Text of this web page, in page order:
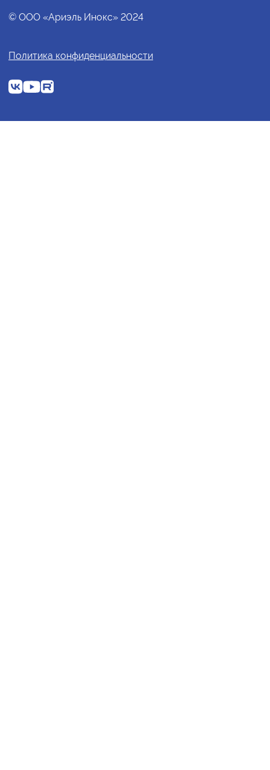
© ООО «Ариэль Инокс» 2024
Политика конфиденциальности